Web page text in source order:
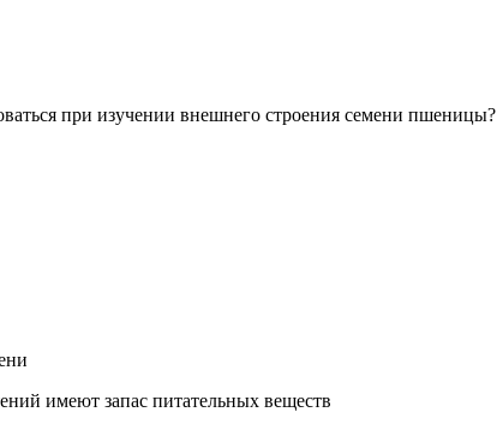
при изучении внешнего строения семени пшеницы?
имеют запас питательных веществ